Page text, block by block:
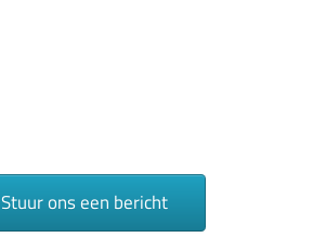
Stuur ons een bericht